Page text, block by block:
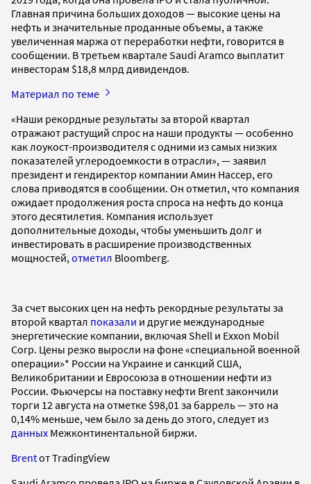
Главная причина больших доходов — высокие цены на
нефть и значительные проданные объемы, а также
увеличенная маржа от переработки нефти, говорится в
сообщении. В третьем квартале Saudi Aramco выплатит
инвесторам $18,8 млрд дивидендов.
Материал по теме
«Наши рекордные результаты за второй квартал
отражают растущий спрос на наши продукты — особенно
как лоукост-производителя с одними из самых низких
показателей углеродоемкости в отрасли», — заявил
президент и гендиректор компании Амин Нассер, его
слова приводятся в сообщении. Он отметил, что компания
ожидает продолжения роста спроса на нефть до конца
этого десятилетия. Компания использует
дополнительные доходы, чтобы уменьшить долг и
инвестировать в расширение производственных
мощностей, отметил Bloomberg.
За счет высоких цен на нефть рекордные результаты за
второй квартал показали и другие международные
энергетические компании, включая Shell и Exxon Mobil
Corp. Цены резко выросли на фоне «специальной военной
операции»* России на Украине и санкций США,
Великобритании и Евросоюза в отношении нефти из
России. Фьючерсы на поставку нефти Brent закончили
торги 12 августа на отметке $98,01 за баррель — это на
0,14% меньше, чем было за день до этого, следует из
данных Межконтинентальной биржи.
Brentот TradingView